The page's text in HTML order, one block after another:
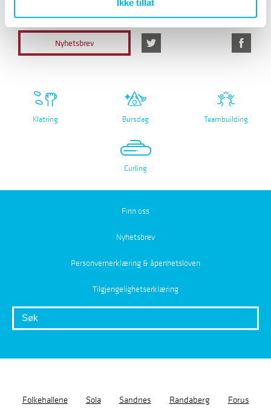
Ikke tillat
Nyhetsbrev
Klatring Bursdag Teambuilding
Curling
Finn oss
Nyhetsbrev
Personvernerklæring & åpenhetsloven
Tilgjengelighetserklæring
Folkehallene Sola Sandnes Randaberg Forus